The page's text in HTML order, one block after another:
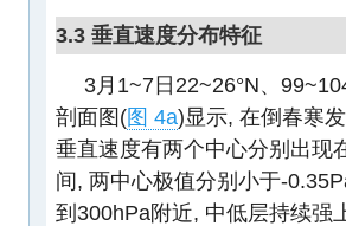
3.3 垂直速度分布特征
3月1~7日22~26°N、
剖面图(图 4a)显示, 在倒春寒
垂直速度有两个中心分别出现
间, 两中心极值分别小于-
到300hPa附近, 中低层持续强